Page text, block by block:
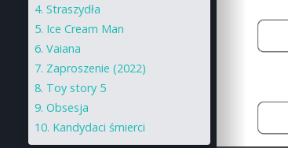
Straszydła
Ice Cream Man
Vaiana
Zaproszenie (2022)
Toy story 5
Obsesja
Kandydaci śmierci